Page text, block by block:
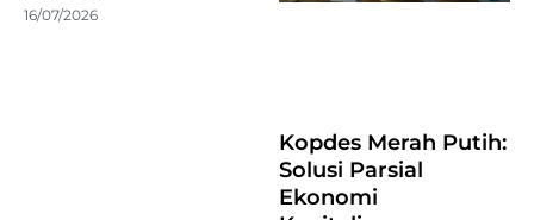
16/07/2026
Kopdes Merah Putih:
Solusi Parsial
Ekonomi